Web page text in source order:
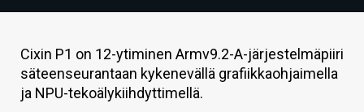
HINTA.FI
KAUPPA
Cixin P1 on 12-ytiminen Armv9.2-A-järjestelmäpiiri
säteenseurantaan kykenevällä grafiikkaohjaimella
ja NPU-tekoälykiihdyttimellä.